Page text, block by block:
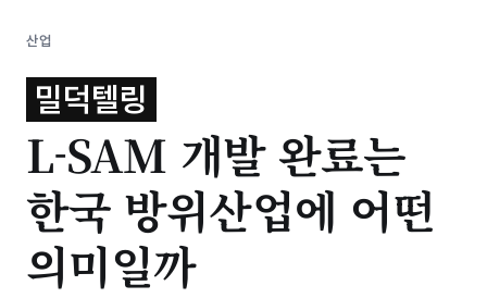
산업
밀덕텔링
L-SAM 개발 완료는
한국 방위산업에 어떤
의미일까